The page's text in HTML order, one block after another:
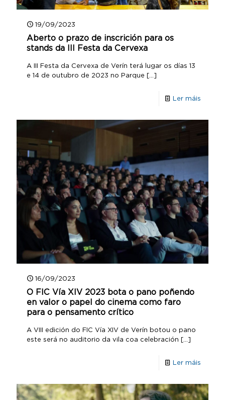
19/09/2023
Aberto o prazo de inscrición para os
stands da III Festa da Cervexa
A III Festa da Cervexa de Verín terá lugar os días 13
e 14 de outubro de 2023 no Parque […]
Ler máis
16/09/2023
O FIC Vía XIV 2023 bota o pano poñendo
en valor o papel do cinema como faro
para o pensamento crítico
A VIII edición do FIC Vía XIV de Verín botou o pano
este será no auditorio da vila coa celebración […]
Ler máis